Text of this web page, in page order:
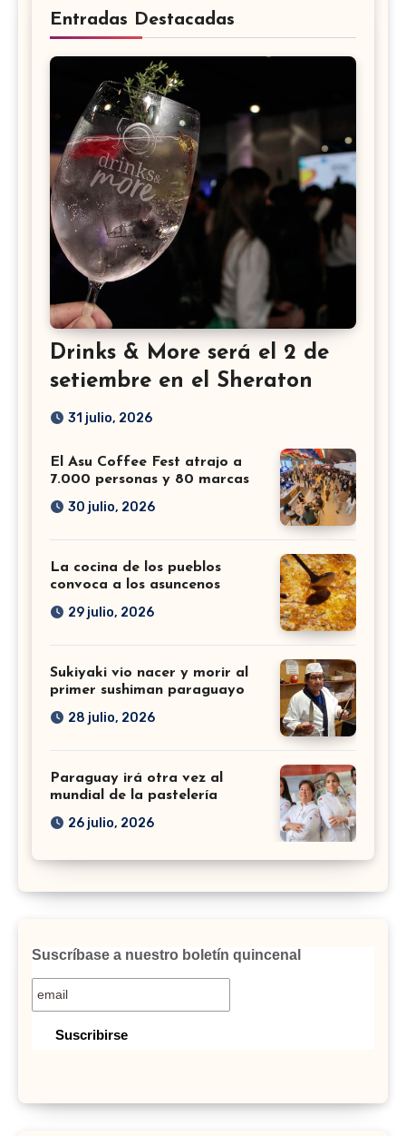
Entradas Destacadas
Drinks & More será el 2 de
setiembre en el Sheraton
31 julio, 2026
El Asu Coffee Fest atrajo a
7.000 personas y 80 marcas
30 julio, 2026
La cocina de los pueblos
convoca a los asuncenos
29 julio, 2026
Sukiyaki vio nacer y morir al
primer sushiman paraguayo
28 julio, 2026
Paraguay irá otra vez al
mundial de la pastelería
26 julio, 2026
Suscríbase a nuestro boletín quincenal